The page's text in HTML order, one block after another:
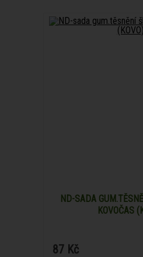
ND-SADA
KOVOČAS
87 Kč